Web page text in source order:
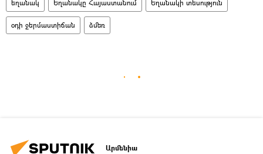
եղանակ Եղանակը Հայաստանում Եղանակի տեսություն
օդի ջերմաստիճան ձմեռ
Արմենիա